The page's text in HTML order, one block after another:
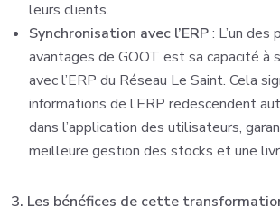
leurs clients.
Synchronisation avec l’ERP: L’un des
avantages de GOOT est sa capacité à
avec l’ERP du Réseau Le Saint. Cela
informations de l’ERP redescendent
dans l’application des utilisateurs,
meilleure gestion des stocks et une
3. Les bénéfices de cette